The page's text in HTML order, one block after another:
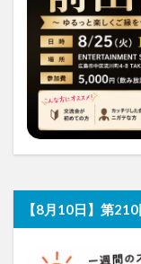
【8月10日】第